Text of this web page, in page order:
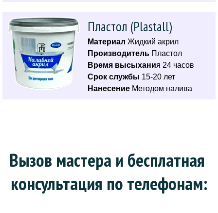
Пластол (Plastall)
Материал Жидкий акрил
Производитель Пластол
Время высыхания 24 часов
Срок службы 15-20 лет
Нанесение Методом налива
Вызов мастера и бесплатная
консультация по телефонам: